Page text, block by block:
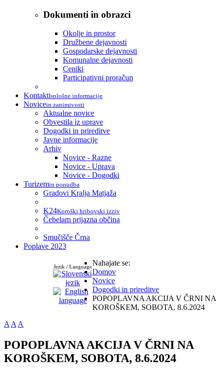
Dokumenti in obrazci
Okolje in prostor
Družbene dejavnosti
Gospodarske dejavnosti
Komunalne dejavnosti
Ceniki
Participativni proračun
Kontaktisplošne informacije
Novicein zanimivosti
Aktualne novice
Obvestila iz uprave
Dogodki in prireditve
Javne informacije
Arhiv
Novice - Razne
Novice - Uprava
Novice - Dogodki
Turizemin ponudba
Gradovi Kralja Matjaža
K24Koroški hribovski izziv
Čebelam prijazna občina
Smučišče Črna
Poplave 2023
Jezik / LanguageNahajate se:
Domov
Novice
Dogodki in prireditve
POPOPLAVNA AKCIJA V ČRNI NA
KOROŠKEM, SOBOTA, 8.6.2024
AAA
POPOPLAVNA AKCIJA V ČRNI NA
KOROŠKEM, SOBOTA, 8.6.2024